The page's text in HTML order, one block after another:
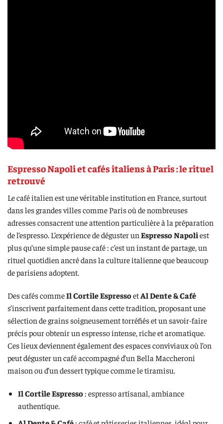
Espresso Napoli et cafés italiens à Paris : le rituel
retrouvé
Le café italien est une véritable institution en France, surtout
dans les grandes villes comme Paris où de nombreuses
adresses consacrent une attention particulière à la préparation
de l’espresso. L’expérience de déguster un Espresso Napoli est
plus qu’une simple pause café : c’est un instant de partage, un
rituel quotidien ancré dans la culture italienne que beaucoup
de parisiens adoptent.
Des cafés commeIl Cortile Espressoet Al Dente & Café
s’inscrivent parfaitement dans cette tradition, proposant une
sélection de grains soigneusement torréfiés et un savoir-faire
précis pour obtenir un espresso intense, riche et aromatique.
Ces lieux deviennent également des espaces conviviaux où l’on
peut déguster un café accompagné d’un Bella Maccheroni
maison ou d’un dessert typique comme le tiramisu.
Il Cortile Espresso: espresso artisanal, ambiance
authentique.